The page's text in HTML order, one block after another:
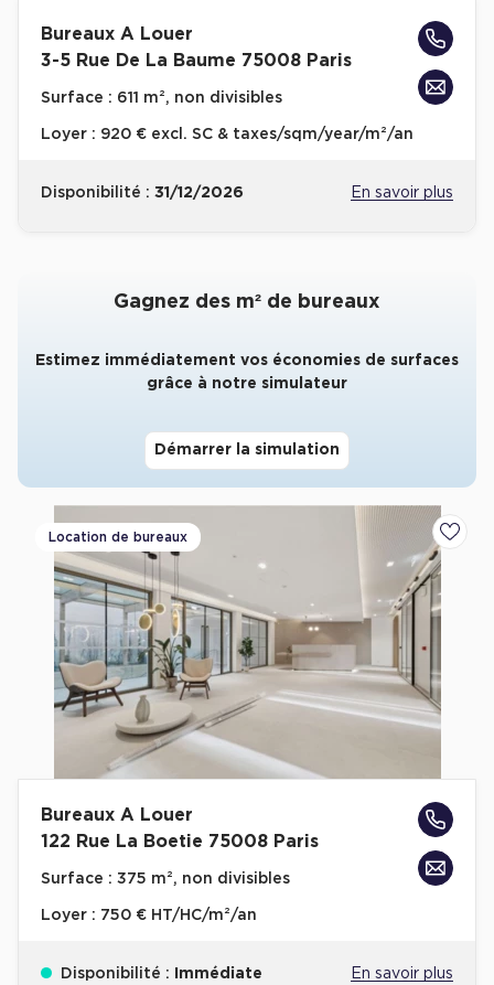
Collections de Logistique
Entrepôts XXL
Location de Commerces à Paris
Location de Commerces à Toulouse
Location de Commerces à Reims
Achat de Commerces à Nîmes
Achat de Commerces à Toulouse
Achat de Commerces à Marseille
Achat de Commerces à Dijon
Bureaux privés à Paris
Bureaux privés à Lyon
Bureaux privés à Marseille
Bureaux A Louer
3-5 Rue De La Baume 75008 Paris
Surface : 611 m², non divisibles
Loyer : 920 € excl. SC & taxes/sqm/year/m²/an
Disponibilité : 31/12/2026 En savoir plus
Gagnez des m² de bureaux
Estimez immédiatement vos économies de surfaces
grâce à notre simulateur
Démarrer la simulation
Location de bureaux
Bureaux A Louer
122 Rue La Boetie 75008 Paris
Surface : 375 m², non divisibles
Loyer : 750 € HT/HC/m²/an
Disponibilité : Immédiate En savoir plus